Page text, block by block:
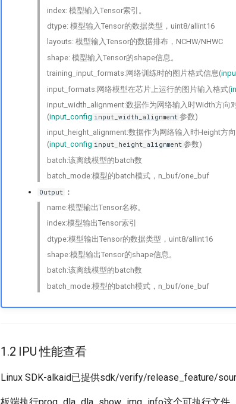
index: 模型输入Tensor索引。
dtype: 模型输入Tensor的数据类型，uint8/allint16
layouts: 模型输入Tensor的数据排布，NCHW/NHWC
shape: 模型输入Tensor的shape信息。
training_input_formats:网络训练时的图片格式信息(
input_formats:网络模型在芯片上运行的图片输入格式(
input_width_alignment:数据作为网络输入时Width方向
(input_config input_width_alignment 参数)
input_height_alignment:数据作为网络输入时Height方
(input_config input_height_alignment 参数)
batch:该离线模型的batch数
batch_mode:模型的batch模式，n_buf/one_buf
Output ：
name:模型输出Tensor名称。
index:模型输出Tensor索引
dtype:模型输出Tensor的数据类型，uint8/allint16
shape:模型输出Tensor的shape信息。
batch:该离线模型的batch数
batch_mode:模型的batch模式，n_buf/one_buf
1.2 IPU 性能查看
Linux SDK-alkaid已提供sdk/verify/release_feature/